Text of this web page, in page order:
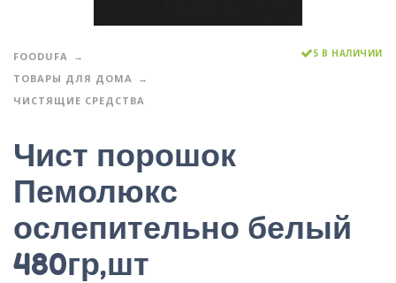
FOODUFA
ТОВАРЫ ДЛЯ ДОМА
ЧИСТЯЩИЕ СРЕДСТВА
5 В НАЛИЧИИ
Чист порошок
Пемолюкс
ослепительно белый
480гр,шт